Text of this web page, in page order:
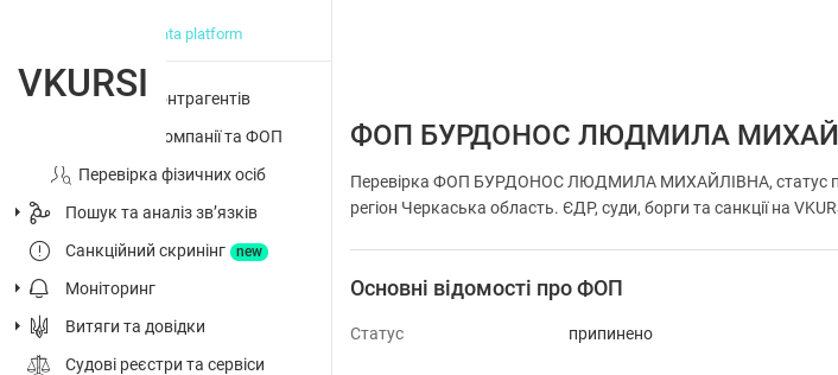
big data platform
Перевірка контрагентів
Досьє на компанії та ФОП
Перевірка фізичних осіб
Пошук та аналіз звʼязків
Санкційний скринінг
new
Моніторинг
Витяги та довідки
Судові реєстри та сервіси
ФОП БУРДОНОС ЛЮДМИЛА
Перевірка ФОП БУРДОНОС ЛЮДМИЛА МИХАЙЛІВНА, статус
регіон Черкаська область. ЄДР, суди, борги та санкції на
Основні відомості про ФОП
Статус припинено
VKURSI